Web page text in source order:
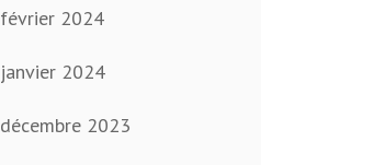
février 2024
janvier 2024
décembre 2023